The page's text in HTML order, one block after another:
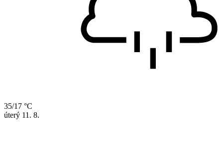
35/17 °C
úterý 11. 8.